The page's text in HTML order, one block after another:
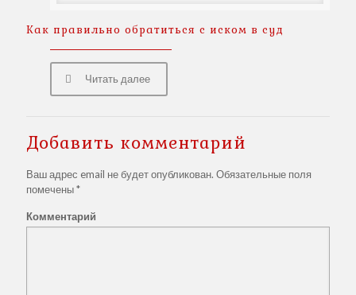
Как правильно обратиться с иском в суд
Читать далее
Добавить комментарий
Ваш адрес email не будет опубликован. Обязательные поля
помечены*
Комментарий